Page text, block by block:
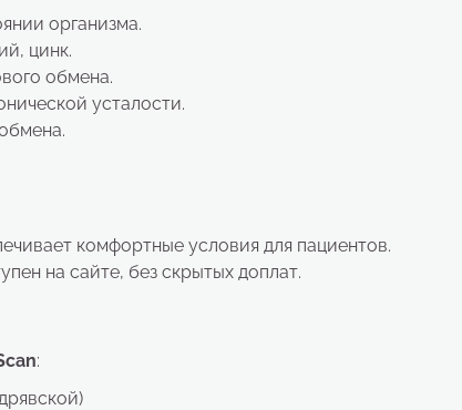
организма.
цинк.
обмена.
усталости.
комфортные условия для пациентов.
на сайте, без скрытых доплат.
: